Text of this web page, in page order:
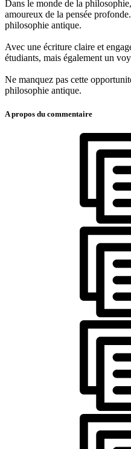
Dans le monde de la
amoureux de la pensée
philosophie antique.
Avec une écriture claire et
étudiants, mais également un
Ne manquez pas cette
philosophie antique.
A propos du commentaire